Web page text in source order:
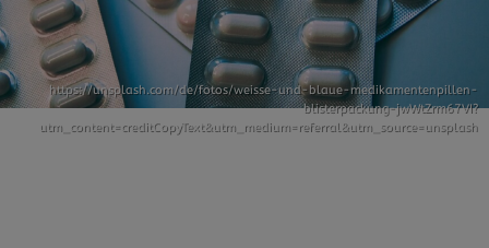
https://unsplash.com/de/fotos/weisse-und-blaue-medikamentenpillen-
blisterpackung-jwWtZrm67VI?
utm_content=creditCopyText&utm_medium=referral&utm_source=unsplash